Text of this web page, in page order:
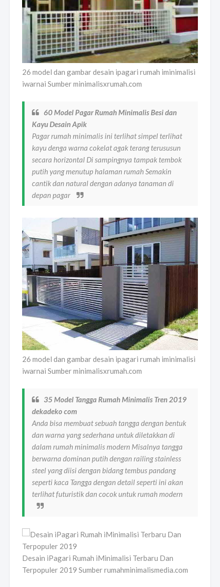
26 model dan gambar desain ipagari rumah iminimalisi
iwarnai Sumber minimalisxrumah.com
60 Model Pagar Rumah Minimalis Besi dan
Kayu Desain Apik
Pagar rumah minimalis ini terlihat simpel terlihat
kayu denga warna cokelat agak terang terususun
secara horizontal Di sampingnya tampak tembok
putih yang menutup halaman rumah Semakin
cantik dan natural dengan adanya tanaman di
depan pagar
26 model dan gambar desain ipagari rumah iminimalisi
iwarnai Sumber minimalisxrumah.com
35 Model Tangga Rumah Minimalis Tren 2019
dekadeko com
Anda bisa membuat sebuah tangga dengan bentuk
dan warna yang sederhana untuk diletakkan di
dalam rumah minimalis modern Misalnya tangga
berwarna dominan putih dengan railing stainless
steel yang diisi dengan bidang tembus pandang
seperti kaca Tangga dengan detail seperti ini akan
terlihat futuristik dan cocok untuk rumah modern
Desain iPagari Rumah iMinimalisi Terbaru Dan
Terpopuler 2019 Sumber rumahminimalismedia.com